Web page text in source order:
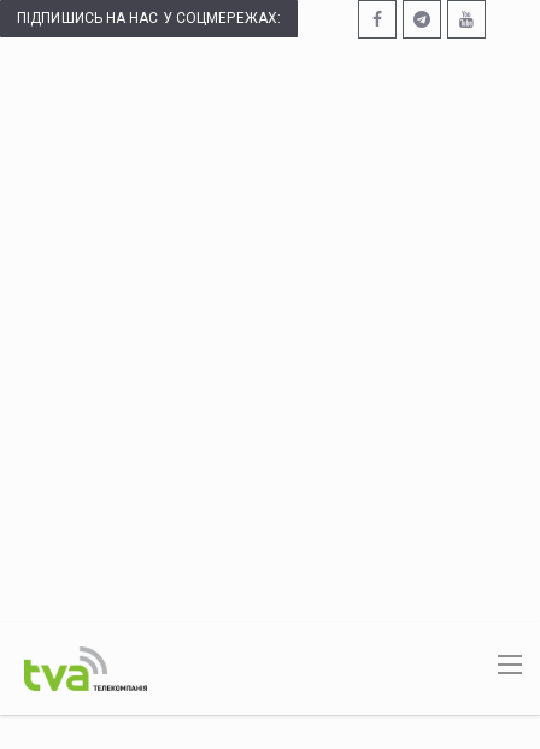
ПІДПИШИСЬ НА НАС У СОЦМЕРЕЖАХ: